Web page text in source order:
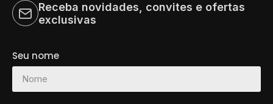
Receba novidades, convites e ofertas
exclusivas
Seu nome